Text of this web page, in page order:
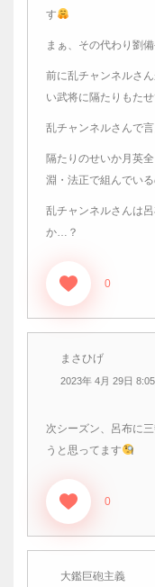
す
まぁ、その代わり劉
前に乱チャンネルさ
い武将に隔たりもた
乱チャンネルさんで
隔たりのせいか月英
淵・法正で組んでい
乱チャンネルさんは
か…？
0
まさひげ
2023年 4月 29日
次シーズン、呂布に
うと思ってます
0
大鑑巨砲主義